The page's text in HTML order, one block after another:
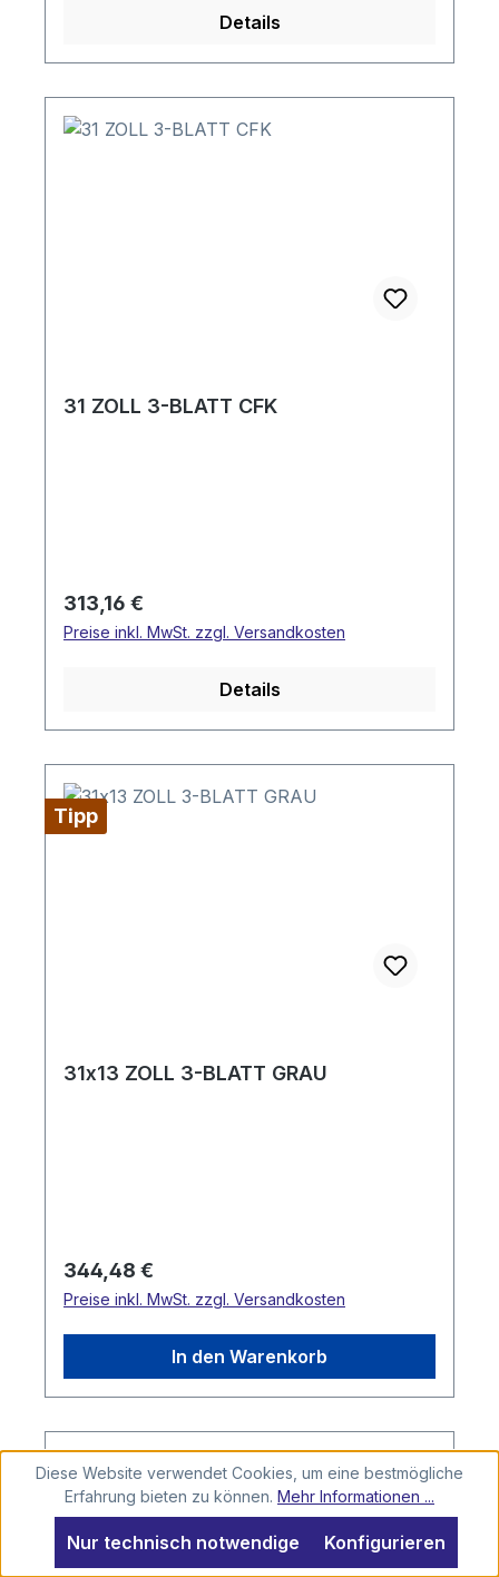
Details
31 ZOLL 3-BLATT CFK
Regulärer Preis:
313,16 €
Preise inkl. MwSt. zzgl. Versandkosten
Details
Tipp
31x13 ZOLL 3-BLATT GRAU
Regulärer Preis:
344,48 €
Preise inkl. MwSt. zzgl. Versandkosten
In den Warenkorb
Diese Website verwendet Cookies, um eine bestmögliche
Erfahrung bieten zu können. Mehr Informationen ...
Nur technisch notwendige Konfigurieren